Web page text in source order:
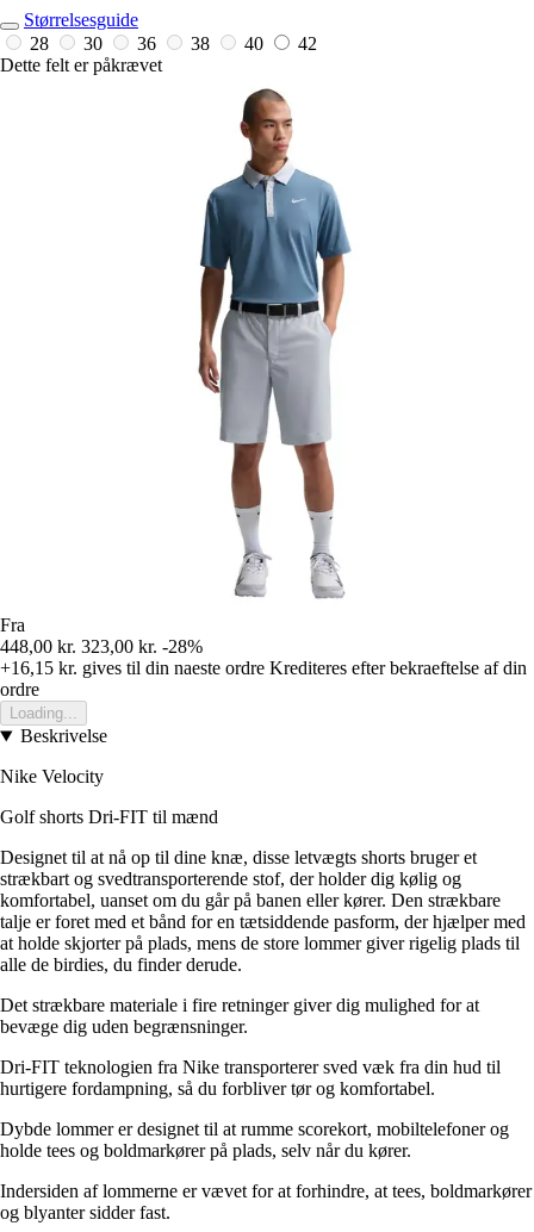
Størrelsesguide
28
30 36 38 40
42
Dette felt er påkrævet
Fra
448,00 kr. 323,00 kr. -28%
+16,15 kr. gives til din naeste ordre Krediteres efter bekraeftelse af din
ordre
Loading...
Beskrivelse
Nike Velocity
Golf shorts Dri-FIT til mænd
Designet til at nå op til dine knæ, disse letvægts shorts bruger et
strækbart og svedtransporterende stof, der holder dig kølig og
komfortabel, uanset om du går på banen eller kører. Den strækbare
talje er foret med et bånd for en tætsiddende pasform, der hjælper med
at holde skjorter på plads, mens de store lommer giver rigelig plads til
alle de birdies, du finder derude.
Det strækbare materiale i fire retninger giver dig mulighed for at
bevæge dig uden begrænsninger.
Dri-FIT teknologien fra Nike transporterer sved væk fra din hud til
hurtigere fordampning, så du forbliver tør og komfortabel.
Dybde lommer er designet til at rumme scorekort, mobiltelefoner og
holde tees og boldmarkører på plads, selv når du kører.
Indersiden af lommerne er vævet for at forhindre, at tees, boldmarkører
og blyanter sidder fast.